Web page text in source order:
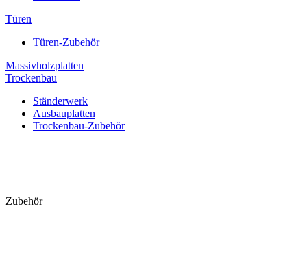
Türen
Türen-Zubehör
Massivholzplatten
Trockenbau
Ständerwerk
Ausbauplatten
Trockenbau-Zubehör
Zubehör